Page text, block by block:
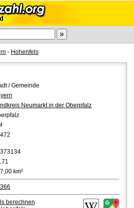
- Hohenfels
/ Gemeinde
Neumarkt in der Oberpfalz
km²
berechnen